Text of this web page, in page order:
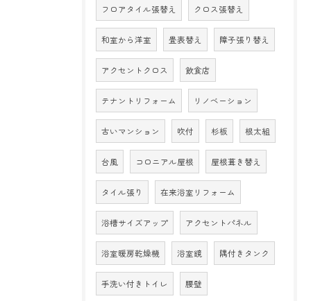
フロアタイル張替え クロス張替え
和室から洋室 畳表替え 障子張り替え
アクセントクロス 飲食店
テナントリフォーム リノベーション
古いマンション 吹付 杉板 根太組
台風 コロニアル屋根 屋根葺き替え
タイル張り 在来浴室リフォーム
浴槽サイズアップ アクセントパネル
浴室暖房乾燥機 浴室鏡 隅付きタンク
手洗い付きトイレ 腰壁